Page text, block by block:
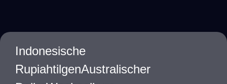
Indonesische
RupiahtilgenAustralischer